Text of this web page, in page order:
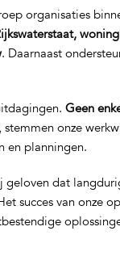
organisaties
. Daarnaast
Geen
onze
en planningen.
geloven dat
succes van onze